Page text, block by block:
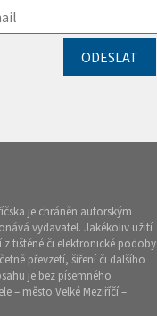
je chráněn autorským
vydavatel. Jakékoliv užití
tištěné či elektronické podoby
převzetí, šíření či dalšího
je bez písemného
– město Velké Meziříčí –